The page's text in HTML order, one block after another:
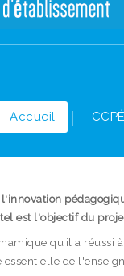
Accueil CCPÉ
est l'objectif du
qu’il a réussi
essentielle de